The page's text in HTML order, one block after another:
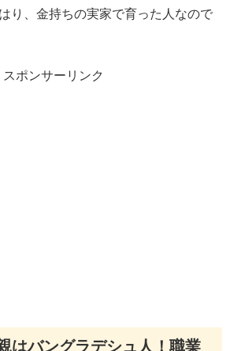
り、金持ちの実家で育った人なので
スポンサーリンク
はバングラデシュ人！職業